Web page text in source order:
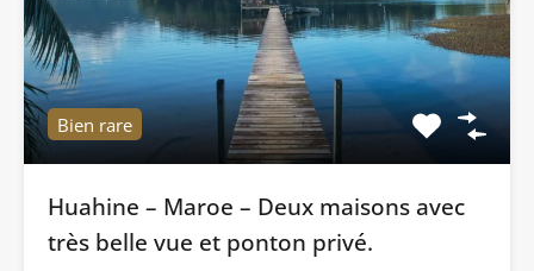
Bien rare
Huahine – Maroe – Deux maisons avec
très belle vue et ponton privé.